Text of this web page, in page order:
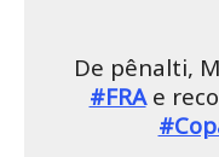
De pênalti,
#FRAe